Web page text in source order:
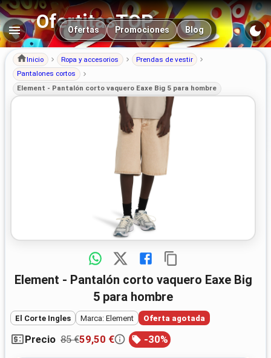
OfertitasTOP
Navegación principal
Ofertas Promociones Blog
Inicio Ropa y accesorios
Prendas de vestir
Pantalones cortos
Element - Pantalón corto vaquero Eaxe Big 5 para hombre
Element - Pantalón corto vaquero Eaxe Big
5 para hombre
El Corte Ingles Marca: Element Oferta agotada
Precio 85 €59,50 € -30%